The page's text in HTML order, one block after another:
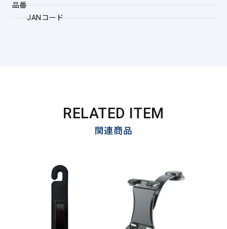
品番
JANコード
RELATED ITEM
関連商品